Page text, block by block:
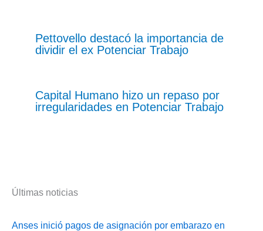
Pettovello destacó la importancia de
dividir el ex Potenciar Trabajo
Capital Humano hizo un repaso por
irregularidades en Potenciar Trabajo
Últimas noticias
Anses inició pagos de asignación por embarazo en